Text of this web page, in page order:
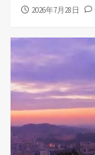
2026年7月28日